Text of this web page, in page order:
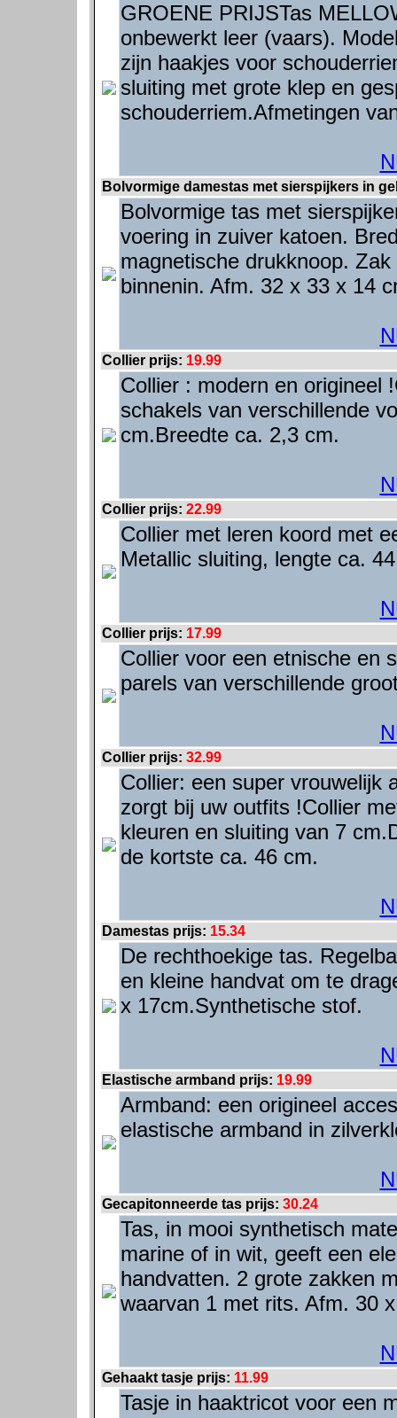
GROENE PRIJSTas
onbewerkt leer (vaars).
zijn haakjes voor
sluiting met grote klep en
schouderriem.Afmetingen
Bolvormige damestas met sierspijkers in
Bolvormige tas met
voering in zuiver katoen.
magnetische drukknoop.
binnenin. Afm. 32 x 33 x 14
Collier prijs: 19.99
Collier : modern en origineel
schakels van verschillende
cm.Breedte ca. 2,3 cm.
Collier prijs: 22.99
Collier met leren koord met
Metallic sluiting, lengte ca.
Collier prijs: 17.99
Collier voor een etnische en
parels van verschillende
Collier prijs: 32.99
Collier: een super vrouwelijk
zorgt bij uw outfits !Collier
kleuren en sluiting van 7
de kortste ca. 46 cm.
Damestas prijs: 15.34
De rechthoekige tas.
en kleine handvat om te
x 17cm.Synthetische stof.
Elastische armband prijs: 19.99
Armband: een origineel
elastische armband in
Gecapitonneerde tas prijs: 30.24
Tas, in mooi synthetisch
marine of in wit, geeft een
handvatten. 2 grote zakken
waarvan 1 met rits. Afm. 30
Gehaakt tasje prijs: 11.99
Tasje in haaktricot voor een